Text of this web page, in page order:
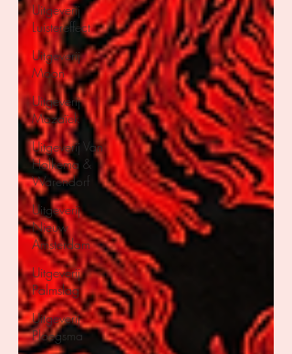
Uitgeverij
Luistereffect
Uitgeverij
Moon
Uitgeverij
Mozaïek
Uitgeverij Van
Holkema &
Warendorf
Uitgeverij
Nieuw
Amsterdam
Uitgeverij
Palmslag
Uitgeverij
Ploegsma